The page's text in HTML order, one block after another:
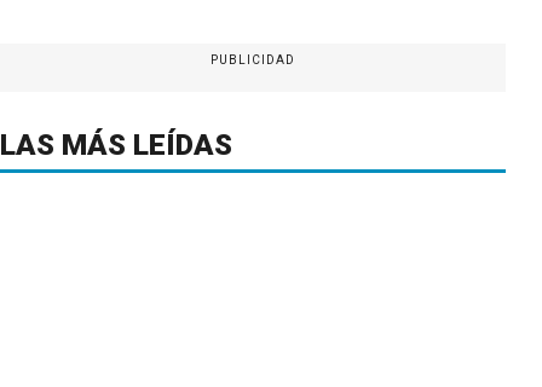
PUBLICIDAD
LAS MÁS LEÍDAS